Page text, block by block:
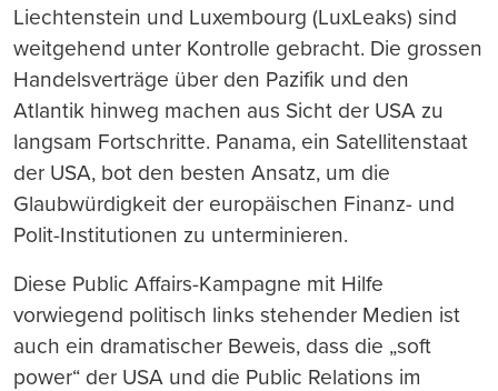
Liechtenstein und Luxembourg (LuxLeaks) sind
weitgehend unter Kontrolle gebracht. Die grossen
Handelsverträge über den Pazifik und den
Atlantik hinweg machen aus Sicht der USA zu
langsam Fortschritte. Panama, ein Satellitenstaat
der USA, bot den besten Ansatz, um die
Glaubwürdigkeit der europäischen Finanz- und
Polit-Institutionen zu unterminieren.
Diese Public Affairs-Kampagne mit Hilfe
vorwiegend politisch links stehender Medien ist
auch ein dramatischer Beweis, dass die „soft
power“ der USA und die Public Relations im